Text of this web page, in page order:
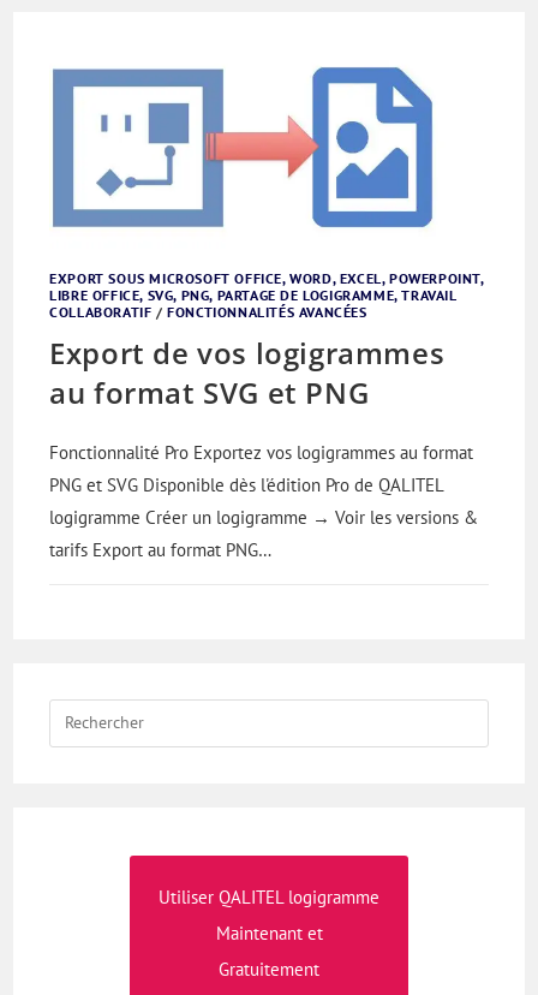
EXPORT SOUS MICROSOFT OFFICE, WORD, EXCEL, POWERPOINT,
LIBRE OFFICE, SVG, PNG, PARTAGE DE LOGIGRAMME, TRAVAIL
COLLABORATIF /FONCTIONNALITÉS AVANCÉES
Export de vos logigrammes
au format SVG et PNG
Fonctionnalité Pro Exportez vos logigrammes au format
PNG et SVG Disponible dès l'édition Pro de QALITEL
logigramme Créer un logigramme → Voir les versions &
tarifs Export au format PNG…
Utiliser QALITEL logigramme
Maintenant et
Gratuitement